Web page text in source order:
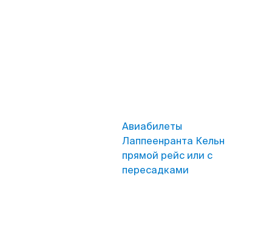
Авиабилеты
Лаппеенранта Кельн
прямой рейс или с
пересадками